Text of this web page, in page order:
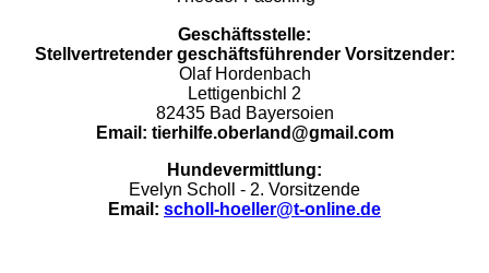
Geschäftsstelle:
Stellvertretender geschäftsführender Vorsitzender:
Olaf Hordenbach
Lettigenbichl 2
82435 Bad Bayersoien
Email: tierhilfe.oberland@gmail.com
Hundevermittlung:
Evelyn Scholl - 2. Vorsitzende
Email: scholl-hoeller@t-online.de